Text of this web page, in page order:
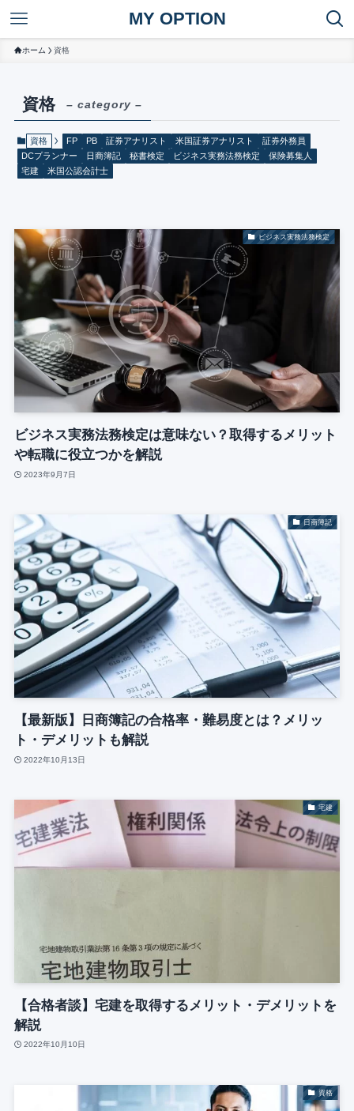
MY OPTION
ホーム 資格
資格 – category –
資格 FP PB 証券アナリスト 米国証券アナリスト
証券外務員
DCプランナー
日商簿記 秘書検定 ビジネス実務法務検定
保険募集人
宅建
米国公認会計士
ビジネス実務法務検定
ビジネス実務法務検定は意味ない？取得するメリット
や転職に役立つかを解説
2023年9月7日
日商簿記
【最新版】日商簿記の合格率・難易度とは？メリッ
ト・デメリットも解説
2022年10月13日
宅建
【合格者談】宅建を取得するメリット・デメリットを
解説
2022年10月10日
資格